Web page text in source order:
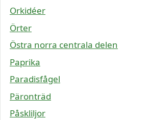
Orkidéer
Örter
Östra norra centrala delen
Paprika
Paradisfågel
Päronträd
Påskliljor